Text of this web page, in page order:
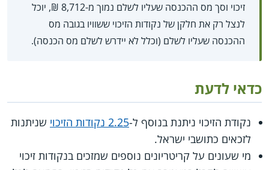
זיכוי וסך מס ההכנסה שעליו לשלם נמוך מ-8,712 ₪, יוכל
לנצל רק את חלקן של נקודות הזיכוי ששוויו בגובה מס
ההכנסה שעליו לשלם (וכלל לא יידרש לשלם מס הכנסה).
כדאי לדעת
נקודת הזיכוי ניתנת בנוסף ל-2.25 נקודות הזיכוי
שניתנות
לזכאים כתושבי ישראל.
מי שעונים על קריטריונים נוספים שמזכים בנקודות זיכוי